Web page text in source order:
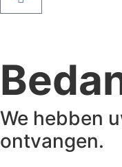
We hebben
ontvangen.